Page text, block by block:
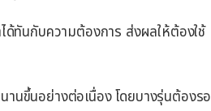
ด้ทันกับความต้องการ ส่งผลให้ต้องใช้
นขึ้นอย่างต่อเนื่อง โดยบางรุ่นต้องรอ